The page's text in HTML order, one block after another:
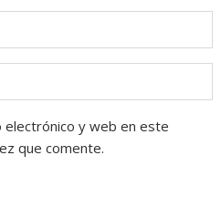
electrónico y web en este
que comente.